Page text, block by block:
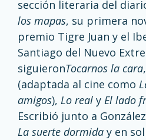
sección literaria del
los mapas, su primera
premio Tigre Juan y el
Santiago del Nuevo
siguieronTocarnos la cara,
(adaptada al cine como
amigos), Lo real y El lado
Escribió junto a
La suerte dormida y en